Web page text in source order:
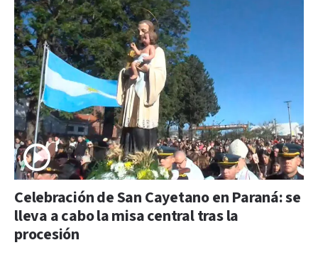
Celebración de San Cayetano en Paraná: se
lleva a cabo la misa central tras la
procesión